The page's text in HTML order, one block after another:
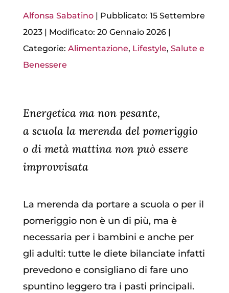
Alfonsa Sabatino| Pubblicato: 15 Settembre
2023| Modificato: 20 Gennaio 2026|
Categorie: Alimentazione, Lifestyle, Salute e
Benessere
Energetica ma non pesante,
a scuola la merenda del pomeriggio
o di metà mattina non può essere
improvvisata
La merenda da portare a scuola o per il
pomeriggio non è un di più, ma è
necessaria per i bambini e anche per
gli adulti: tutte le diete bilanciate infatti
prevedono e consigliano di fare uno
spuntino leggero tra i pasti principali.